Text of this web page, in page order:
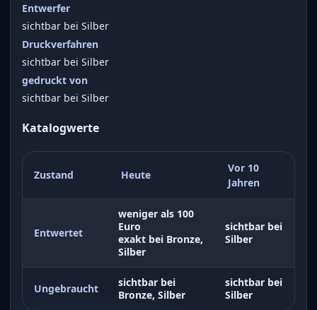
Entwerfer
sichtbar bei Silber
Druckverfahren
sichtbar bei Silber
gedruckt von
sichtbar bei Silber
Katalogwerte
Zustand Heute
Vor 10
Jahren
Entwertet
weniger als 100
Euro
exakt bei Bronze,
Silber
sichtbar bei
Silber
Ungebraucht
sichtbar bei
Bronze, Silber
sichtbar bei
Silber